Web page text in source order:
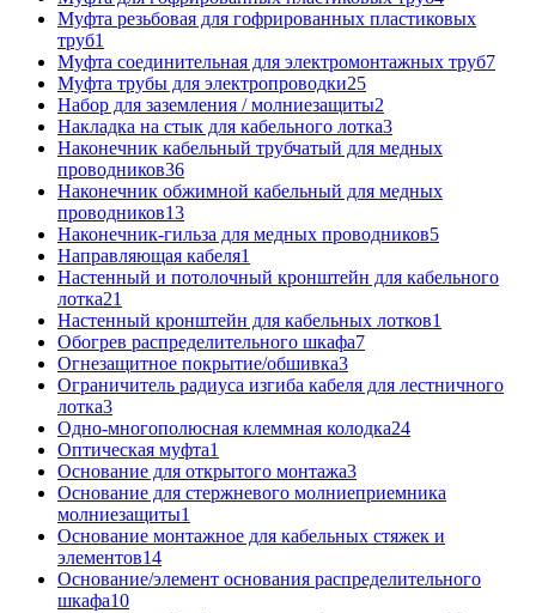
Муфта резьбовая для гофрированных пластиковых
труб1
Муфта соединительная для электромонтажных труб7
Муфта трубы для электропроводки25
Набор для заземления / молниезащиты2
Накладка на стык для кабельного лотка3
Наконечник кабельный трубчатый для медных
проводников36
Наконечник обжимной кабельный для медных
проводников13
Наконечник-гильза для медных проводников5
Направляющая кабеля1
Настенный и потолочный кронштейн для кабельного
лотка21
Настенный кронштейн для кабельных лотков1
Обогрев распределительного шкафа7
Огнезащитное покрытие/обшивка3
Ограничитель радиуса изгиба кабеля для лестничного
лотка3
Одно-многополюсная клеммная колодка24
Оптическая муфта1
Основание для открытого монтажа3
Основание для стержневого молниеприемника
молниезащиты1
Основание монтажное для кабельных стяжек и
элементов14
Основание/элемент основания распределительного
шкафа10